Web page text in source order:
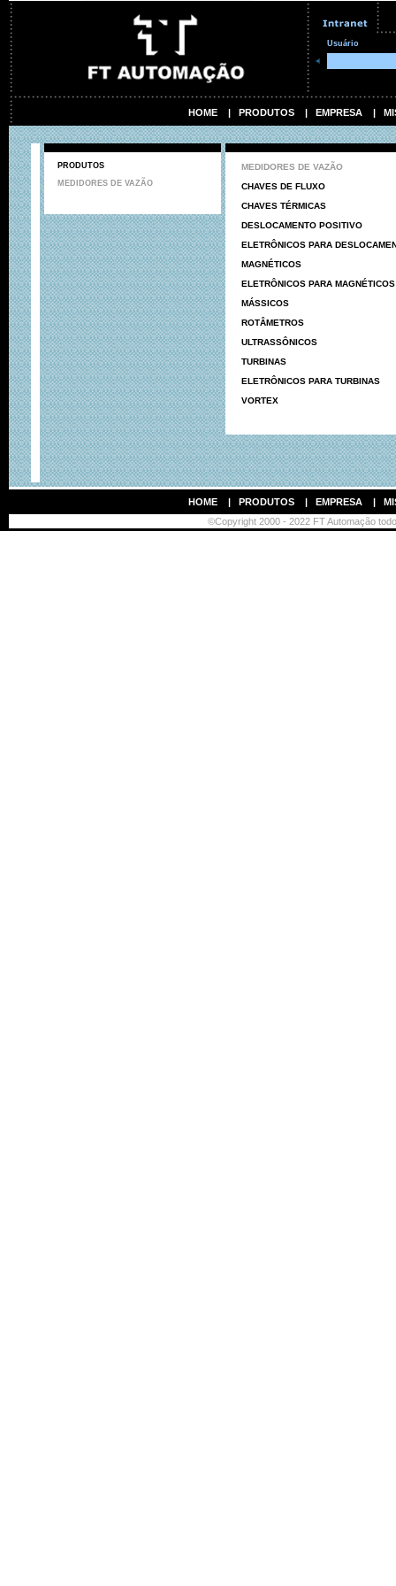
Usuário
HOME| PRODUTOS| EMPRESA|
PRODUTOS
MEDIDORES DE VAZÃO
MEDIDORES DE VAZÃO
CHAVES DE FLUXO
CHAVES TÉRMICAS
DESLOCAMENTO POSITIVO
ELETRÔNICOS PARA
MAGNÉTICOS
ELETRÔNICOS PARA MAGNÉTICOS
MÁSSICOS
ROTÂMETROS
ULTRASSÔNICOS
TURBINAS
ELETRÔNICOS PARA TURBINAS
VORTEX
HOME| PRODUTOS| EMPRESA|
©Copyright 2000 - 2022 FT Automação